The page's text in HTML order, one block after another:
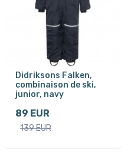
Didriksons Falken,
combinaison de ski,
junior, navy
89 EUR
139 EUR